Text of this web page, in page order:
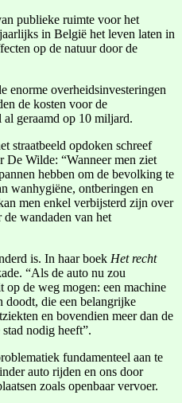
publieke ruimte voor het
in België het leven laten in
op de natuur door de
enorme overheidsinvesteringen
de kosten voor de
geraamd op 10 miljard.
straatbeeld opdoken schreef
De Wilde: “Wanneer men ziet
hebben om de bevolking te
wanhygiëne, ontberingen en
men enkel verbijsterd zijn over
wandaden van het
is. In haar boek Het recht
“Als de auto nu zou
de weg mogen: een machine
doodt, die een belangrijke
en bovendien meer dan de
nodig heeft”.
fundamenteel aan te
auto rijden en ons door
zoals openbaar vervoer.